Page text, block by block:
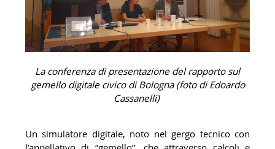
La conferenza di presentazione del rapporto sul
gemello digitale civico di Bologna (foto di Edoardo
Cassanelli)
Un simulatore digitale, noto nel gergo tecnico con